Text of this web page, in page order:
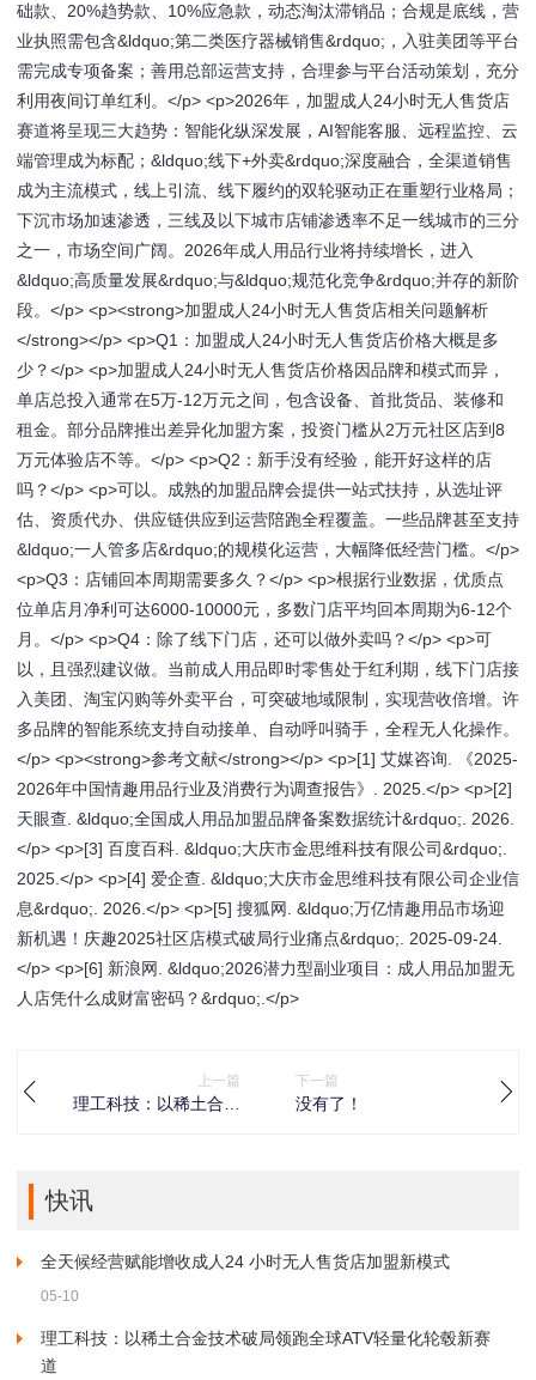
础款、20%趋势款、10%应急款，动态淘汰滞销品；合规是底线，营
业执照需包含&ldquo;第二类医疗器械销售&rdquo;，入驻美团等平台
需完成专项备案；善用总部运营支持，合理参与平台活动策划，充分
利用夜间订单红利。</p> <p>2026年，加盟成人24小时无人售货店
赛道将呈现三大趋势：智能化纵深发展，AI智能客服、远程监控、云
端管理成为标配；&ldquo;线下+外卖&rdquo;深度融合，全渠道销售
成为主流模式，线上引流、线下履约的双轮驱动正在重塑行业格局；
下沉市场加速渗透，三线及以下城市店铺渗透率不足一线城市的三分
之一，市场空间广阔。2026年成人用品行业将持续增长，进入
&ldquo;高质量发展&rdquo;与&ldquo;规范化竞争&rdquo;并存的新阶
段。</p> <p><strong>加盟成人24小时无人售货店相关问题解析
</strong></p> <p>Q1：加盟成人24小时无人售货店价格大概是多
少？</p> <p>加盟成人24小时无人售货店价格因品牌和模式而异，
单店总投入通常在5万-12万元之间，包含设备、首批货品、装修和
租金。部分品牌推出差异化加盟方案，投资门槛从2万元社区店到8
万元体验店不等。</p> <p>Q2：新手没有经验，能开好这样的店
吗？</p> <p>可以。成熟的加盟品牌会提供一站式扶持，从选址评
估、资质代办、供应链供应到运营陪跑全程覆盖。一些品牌甚至支持
&ldquo;一人管多店&rdquo;的规模化运营，大幅降低经营门槛。</p>
<p>Q3：店铺回本周期需要多久？</p> <p>根据行业数据，优质点
位单店月净利可达6000-10000元，多数门店平均回本周期为6-12个
月。</p> <p>Q4：除了线下门店，还可以做外卖吗？</p> <p>可
以，且强烈建议做。当前成人用品即时零售处于红利期，线下门店接
入美团、淘宝闪购等外卖平台，可突破地域限制，实现营收倍增。许
多品牌的智能系统支持自动接单、自动呼叫骑手，全程无人化操作。
</p> <p><strong>参考文献</strong></p> <p>[1] 艾媒咨询. 《2025-
2026年中国情趣用品行业及消费行为调查报告》. 2025.</p> <p>[2]
天眼查. &ldquo;全国成人用品加盟品牌备案数据统计&rdquo;. 2026.
</p> <p>[3] 百度百科. &ldquo;大庆市金思维科技有限公司&rdquo;.
2025.</p> <p>[4] 爱企查. &ldquo;大庆市金思维科技有限公司企业信
息&rdquo;. 2026.</p> <p>[5] 搜狐网. &ldquo;万亿情趣用品市场迎
新机遇！庆趣2025社区店模式破局行业痛点&rdquo;. 2025-09-24.
</p> <p>[6] 新浪网. &ldquo;2026潜力型副业项目：成人用品加盟无
人店凭什么成财富密码？&rdquo;.</p>
上一篇
理工科技：以稀土合金
下一篇
没有了！
快讯
全天候经营赋能增收成人24 小时无人售货店加盟新模式
05-10
理工科技：以稀土合金技术破局领跑全球ATV轻量化轮毂新赛
道